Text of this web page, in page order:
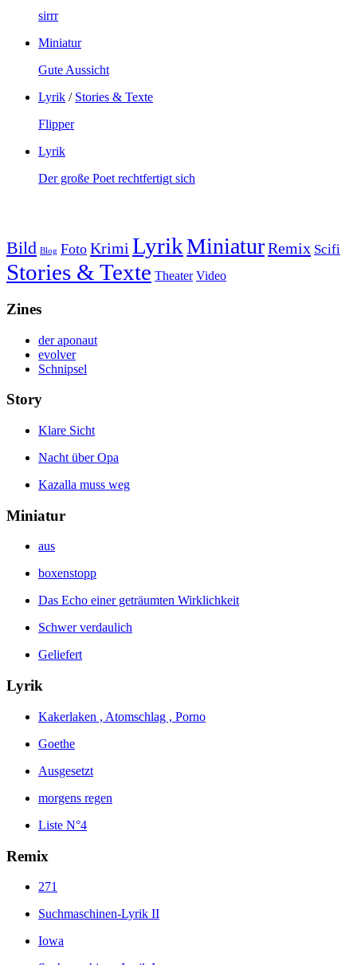
sirrr
Miniatur
Gute Aussicht
Lyrik / Stories & Texte
Flipper
Lyrik
Der große Poet rechtfertigt sich
Bild Blog Foto Krimi LyrikMiniaturRemix Scifi
Stories & Texte Theater Video
Zines
der aponaut
evolver
Schnipsel
Story
Klare Sicht
Nacht über Opa
Kazalla muss weg
Miniatur
aus
boxenstopp
Das Echo einer geträumten Wirklichkeit
Schwer verdaulich
Geliefert
Lyrik
Kakerlaken , Atomschlag , Porno
Goethe
Ausgesetzt
morgens regen
Liste N°4
Remix
271
Suchmaschinen-Lyrik II
Iowa